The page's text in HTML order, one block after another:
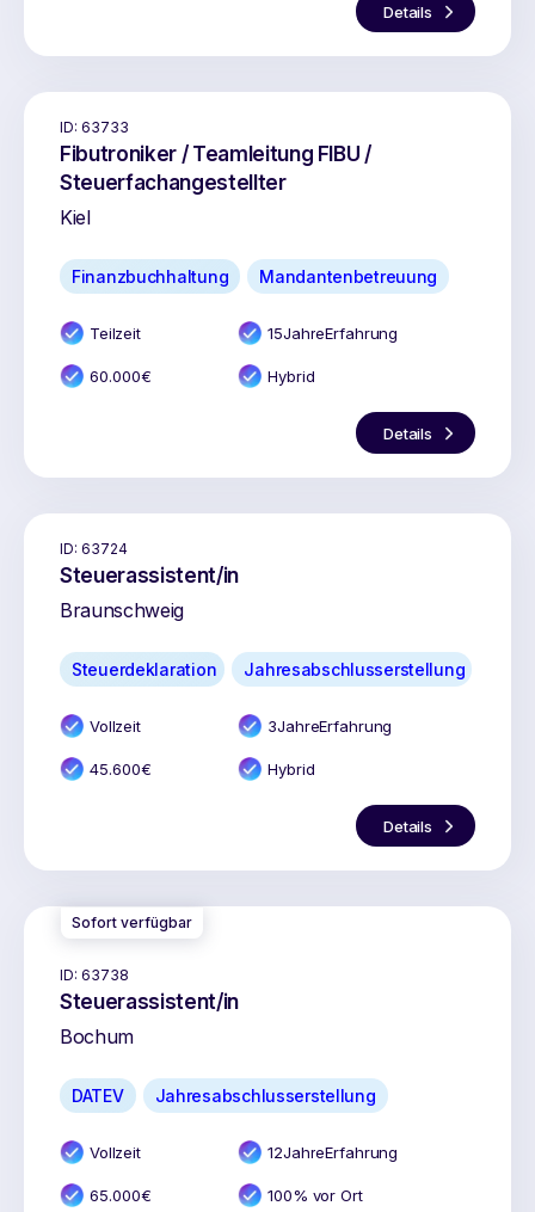
Details
ID: 63733
Fibutroniker / Teamleitung FIBU /
Steuerfachangestellter
Kiel
Finanzbuchhaltung Mandantenbetreuung
Teilzeit 15JahreErfahrung
60.000€ Hybrid
Details
ID: 63724
Steuerassistent/in
Braunschweig
Steuerdeklaration Jahresabschlusserstellung
Vollzeit 3JahreErfahrung
45.600€ Hybrid
Details
Sofort verfügbar
ID: 63738
Steuerassistent/in
Bochum
DATEV Jahresabschlusserstellung
Vollzeit 12JahreErfahrung
65.000€ 100% vor Ort